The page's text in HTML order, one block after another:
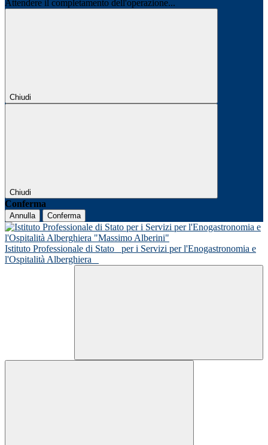
Attendere il completamento dell'operazione...
Chiudi
Chiudi
Conferma
Annulla Conferma
Istituto Professionale di Stato
per i Servizi per l'Enogastronomia e
l'Ospitalità Alberghiera